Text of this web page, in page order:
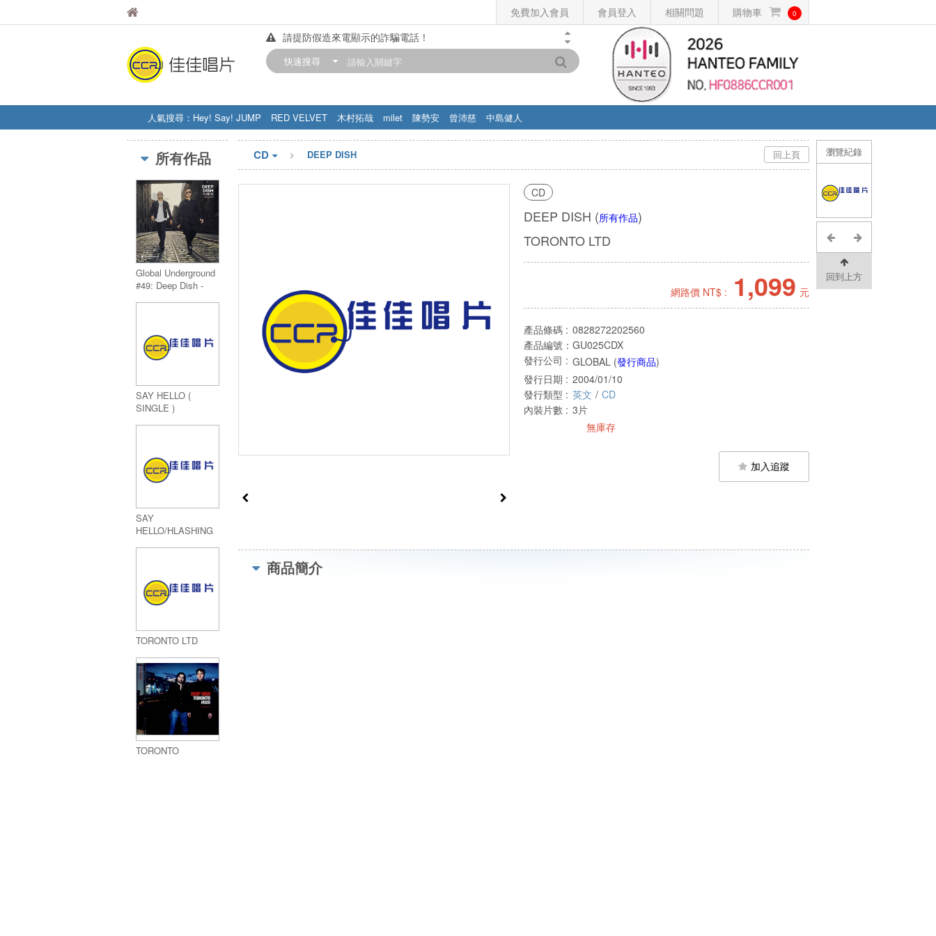
免費加入會員 會員登入 相關問題 購物車 0
佳佳唱片
請提防假造來電顯示的詐騙電話！
【中華門市營業時間調整公告】
快速搜尋
人氣搜尋： Hey! Say! JUMP RED VELVET 木村拓哉 milet 陳勢安 曾沛慈
中島健人
STRAY KIDS
盧廣仲 周杰伦
瀏覽紀錄
回到上方
所有作品
Global Underground
#49: Deep Dish -
SAY HELLO (
SINGLE )
SAY
HELLO/HLASHING
TORONTO LTD
TORONTO
回上頁
CD DEEP DISH
CD
DEEP DISH (所有作品)
TORONTO LTD
網路價 NT$ : 1,099 元
產品條碼 : 0828272202560
產品編號： GU025CDX
發行公司 : GLOBAL (發行商品)
發行日期 : 2004/01/10
發行類型 : 英文 / CD
內裝片數 : 3片
無庫存
加入追蹤
商品簡介